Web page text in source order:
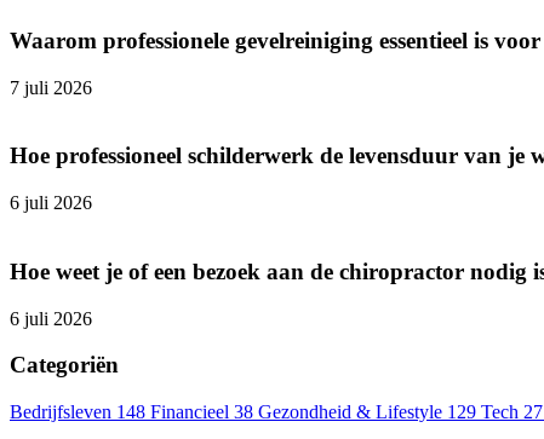
Waarom professionele gevelreiniging essentieel is
7 juli 2026
Hoe professioneel schilderwerk de levensduur van je
6 juli 2026
Hoe weet je of een bezoek aan de chiropractor nodig
6 juli 2026
Categoriën
Bedrijfsleven 148 Financieel 38 Gezondheid & Lifestyle 129 Tech 27